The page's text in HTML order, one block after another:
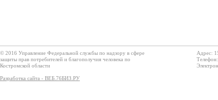
© 2016 Управление Федеральной службы по надзору в сфере
защиты прав потребителей и благополучия человека по
Костромской области
Разработка сайта - ВЕБ.76БИЗ.РУ
Адрес: